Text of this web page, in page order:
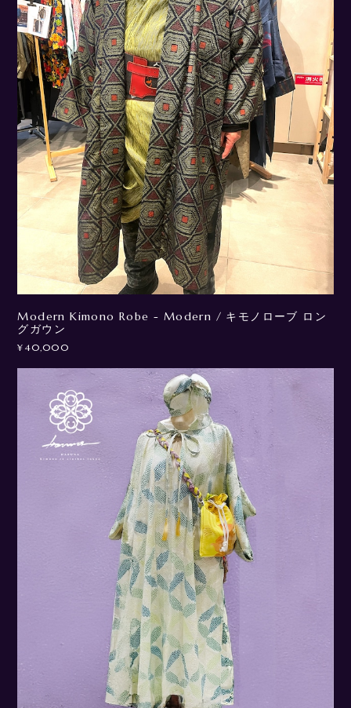
Modern Kimono Robe - Modern / キモノローブ ロン
グガウン
¥40,000